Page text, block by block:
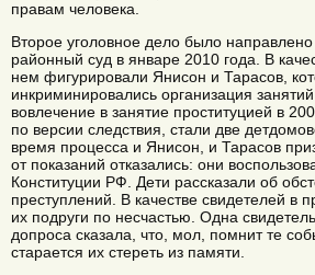
правам человека.
Второе уголовное дело было
районный суд в январе 2010 года. В
нем фигурировали Янисон и Тарасов,
инкриминировались организация
вовлечение в занятие проституцией в
по версии следствия, стали две
время процесса и Янисон, и Тарасов
от показаний отказались: они
Конституции РФ. Дети рассказали об
преступлений. В качестве свидетелей в
их подруги по несчастью. Одна
допроса сказала, что, мол, помнит те
старается их стереть из памяти.